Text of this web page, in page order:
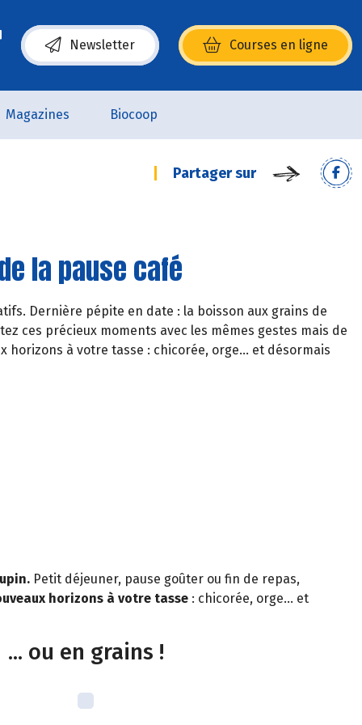
Newsletter Courses en ligne
(s’ouvre dans une nouvelle fenêtre)
Magazines Biocoop
Partager sur
la pause café
Dernière pépite en date : la boisson aux grains de
ces précieux moments avec les mêmes gestes mais de
horizons à votre tasse : chicorée, orge… et désormais
Petit déjeuner, pause goûter ou fin de repas,
horizons à votre tasse : chicorée, orge… et
... ou en grains !